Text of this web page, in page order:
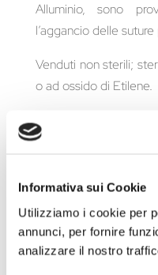
Informativa sui Cookie
Utilizziamo i cookie per
annunci, per fornire
analizzare il nostro
Alluminio, sono
l’aggancio delle
Venduti non sterili;
o ad ossido di Etilene.